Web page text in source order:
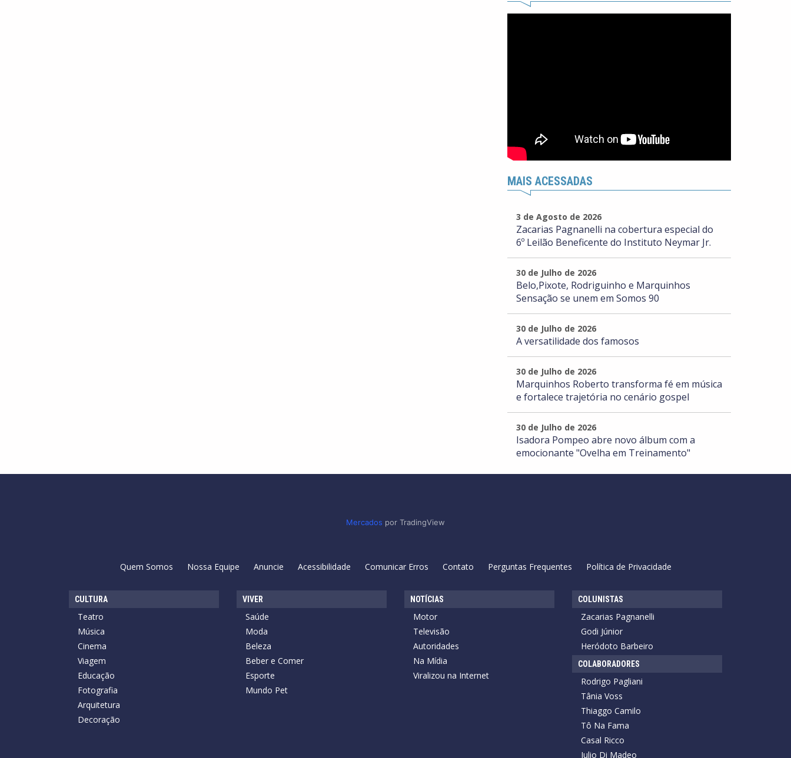
MAIS ACESSADAS
3 de Agosto de 2026
Zacarias Pagnanelli na cobertura especial do
6º Leilão Beneficente do Instituto Neymar Jr.
30 de Julho de 2026
Belo,Pixote, Rodriguinho e Marquinhos
Sensação se unem em Somos 90
30 de Julho de 2026
A versatilidade dos famosos
30 de Julho de 2026
Marquinhos Roberto transforma fé em música
e fortalece trajetória no cenário gospel
30 de Julho de 2026
Isadora Pompeo abre novo álbum com a
emocionante "Ovelha em Treinamento"
Mercados por TradingView
Quem Somos Nossa Equipe Anuncie Acessibilidade Comunicar Erros Contato Perguntas Frequentes Política de Privacidade
CULTURA
Teatro
Música
Cinema
Viagem
Educação
Fotografia
Arquitetura
Decoração
VIVER
Saúde
Moda
Beleza
Beber e Comer
Esporte
Mundo Pet
NOTÍCIAS
Motor
Televisão
Autoridades
Na Mídia
Viralizou na Internet
COLUNISTAS
Zacarias Pagnanelli
Godi Júnior
Heródoto Barbeiro
COLABORADORES
Rodrigo Pagliani
Tânia Voss
Thiaggo Camilo
Tô Na Fama
Casal Ricco
Julio Di Madeo